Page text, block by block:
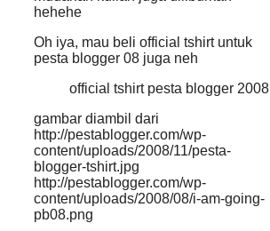
hehehe
Oh iya, mau beli official tshirt untuk
pesta blogger 08 juga neh
official tshirt pesta blogger 2008
gambar diambil dari
http://pestablogger.com/wp-
content/uploads/2008/11/pesta-
blogger-tshirt.jpg
http://pestablogger.com/wp-
content/uploads/2008/08/i-am-going-
pb08.png